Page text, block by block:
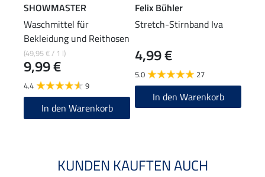
SHOWMASTER
Waschmittel für
Bekleidung und Reithosen
(49,95 € / 1 l)
9,99 €
4.4 9
In den Warenkorb
Felix Bühler
Stretch-Stirnband Iva
4,99 €
5.0 27
In den Warenkorb
KUNDEN KAUFTEN AUCH